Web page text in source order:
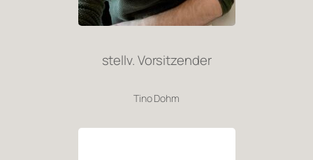
stellv. Vorsitzender
Tino Dohm